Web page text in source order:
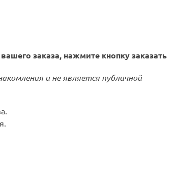
заказа, нажмите кнопку заказать
и не является публичной